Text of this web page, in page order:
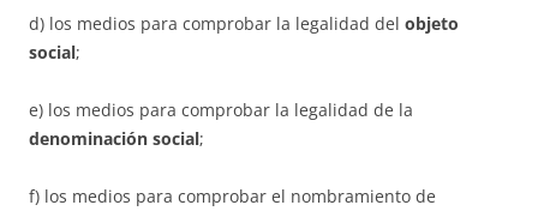
d) los medios para comprobar la legalidad del objeto
social;
e) los medios para comprobar la legalidad de la
denominación social;
f) los medios para comprobar el nombramiento de